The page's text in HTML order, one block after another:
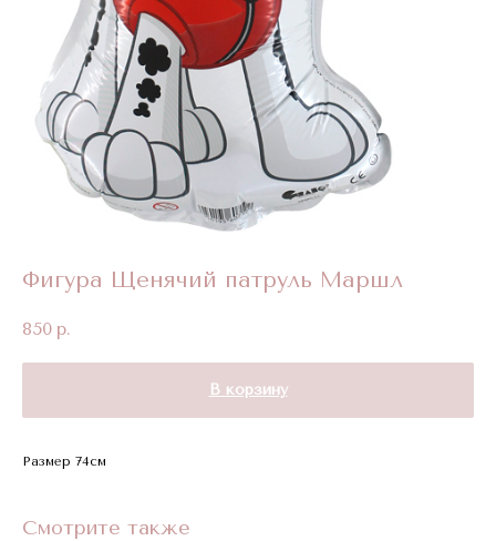
Фигура Щенячий патруль Маршл
850 р.
В корзину
Размер 74см
Смотрите также